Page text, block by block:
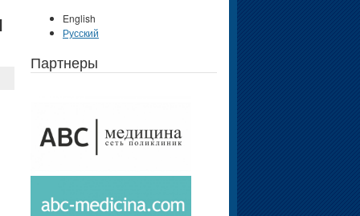
English
Русский
Партнеры